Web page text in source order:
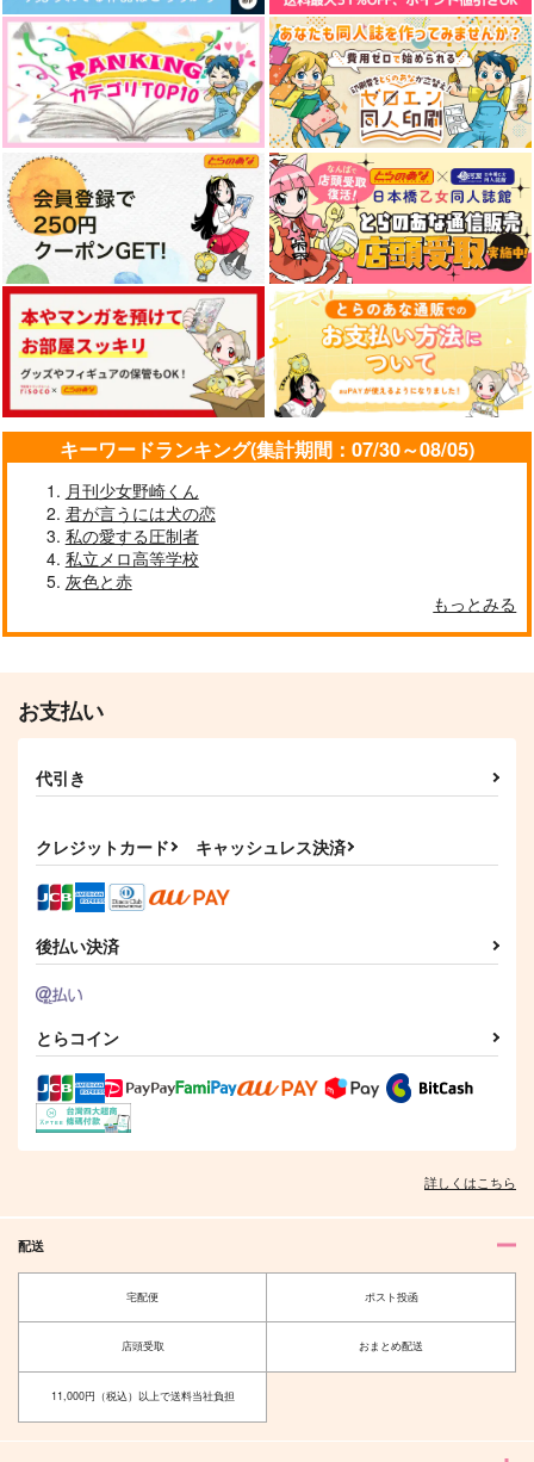
キーワードランキング(集計期間：07/30～08/05)
月刊少女野崎くん
君が言うには犬の恋
私の愛する圧制者
私立メロ高等学校
灰色と赤
もっとみる
お支払い
代引き
クレジットカード キャッシュレス決済
後払い決済
とらコイン
詳しくはこちら
配送
宅配便 ポスト投函
店頭受取 おまとめ配送
11,000円（税込）以上で送料当社負担